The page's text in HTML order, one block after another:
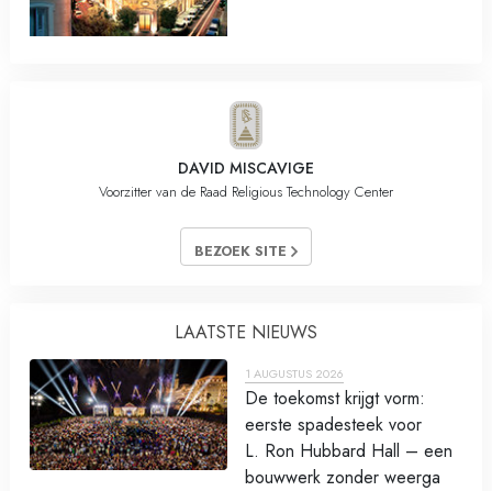
DAVID MISCAVIGE
Voorzitter van de Raad Religious Technology Center
BEZOEK SITE
LAATSTE NIEUWS
1 AUGUSTUS 2026
De toekomst krijgt vorm:
eerste spadesteek voor
L. Ron Hubbard Hall – een
bouwwerk zonder weerga